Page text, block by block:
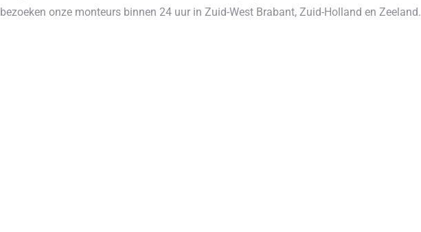
bezoeken onze monteurs binnen 24 uur in Zuid-West Brabant, Zuid-Holland en Zeeland.